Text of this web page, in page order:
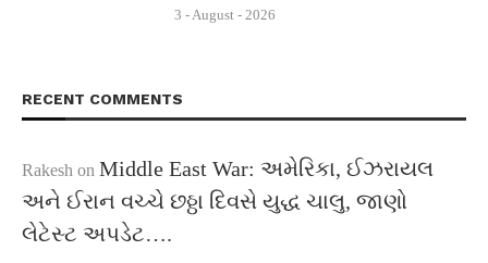
3 - August - 2026
RECENT COMMENTS
Rakesh on Middle East War: અમેરિકા, ઈઝરાયલ
અને ઈરાન વચ્ચે છઠ્ઠા દિવસે યુદ્ધ ચાલુ, જાણો
લેટેસ્ટ અપડેટ….